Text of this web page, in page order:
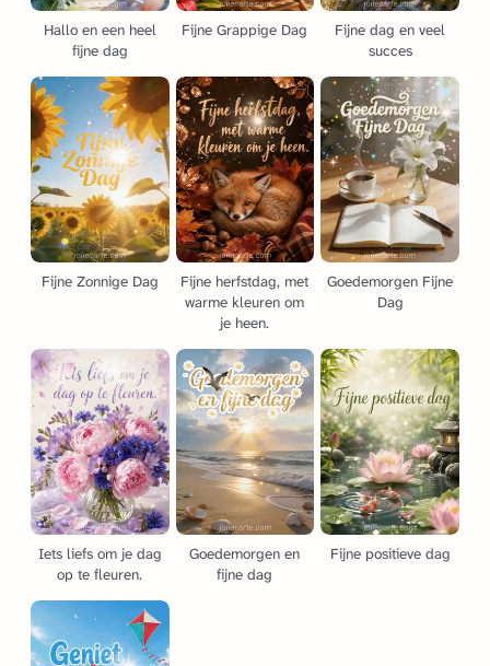
Hallo en een heel
fijne dag
Fijne Grappige Dag
Fijne dag en veel
succes
Fijne Zonnige Dag
Fijne herfstdag, met
warme kleuren om
je heen.
Goedemorgen Fijne
Dag
Iets liefs om je dag
op te fleuren.
Goedemorgen en
fijne dag
Fijne positieve dag